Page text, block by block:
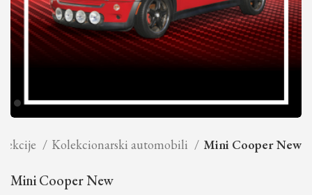
Kolekcionarski automobili Mini Cooper New
Mini Cooper New